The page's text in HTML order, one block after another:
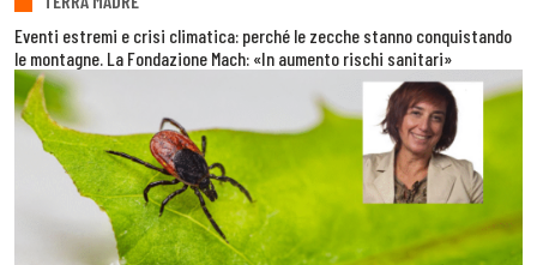
Eventi estremi e crisi climatica: perché le zecche stanno conquistando
le montagne. La Fondazione Mach: «In aumento rischi sanitari»